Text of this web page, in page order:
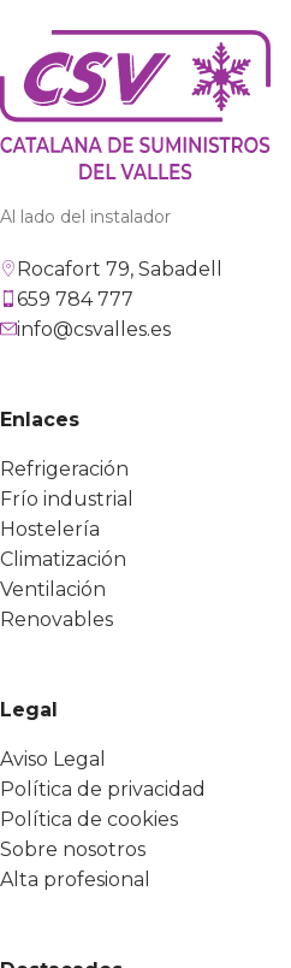
Al lado del instalador
Rocafort 79, Sabadell
659 784 777
info@csvalles.es
Enlaces
Refrigeración
Frío industrial
Hostelería
Climatización
Ventilación
Renovables
Legal
Aviso Legal
Política de privacidad
Política de cookies
Sobre nosotros
Alta profesional